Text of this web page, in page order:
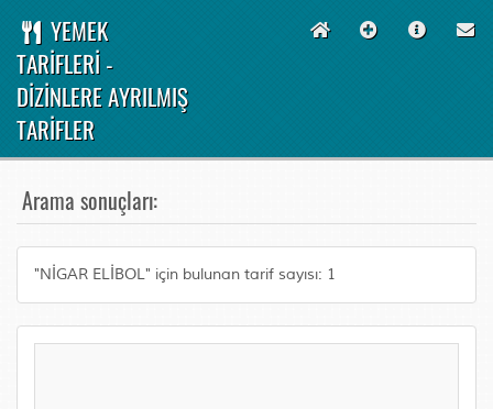
YEMEK
TARİFLERİ -
DİZİNLERE AYRILMIŞ
TARİFLER
Arama sonuçları:
"NİGAR ELİBOL" için bulunan tarif sayısı: 1